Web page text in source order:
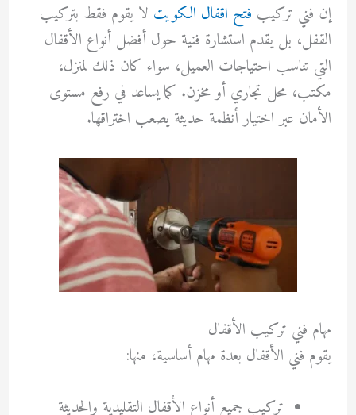
إن فني تركيب فتح اقفال الكويت لا يقوم فقط بتركيب
القفل، بل يقدم استشارة فنية حول أفضل أنواع الأقفال
التي تناسب احتياجات العميل، سواء كان ذلك لمنزل،
مكتب، محل تجاري أو مخزن. كما يساعد في رفع مستوى
الأمان عبر اختيار أنظمة حديثة يصعب اختراقها.
مهام فني تركيب الأقفال
يقوم فني الأقفال بعدة مهام أساسية، منها:
تركيب جميع أنواع الأقفال التقليدية والحديثة